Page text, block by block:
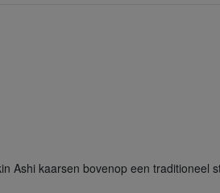
Ashi kaarsen bovenop een traditioneel